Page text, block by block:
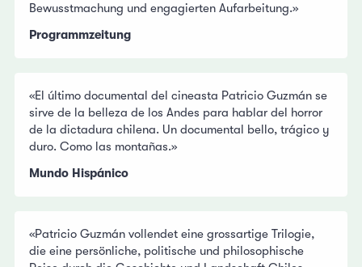
Bewusstmachung und engagierten Aufarbeitung.»
Programmzeitung
«El último documental del cineasta Patricio Guzmán se
sirve de la belleza de los Andes para hablar del horror
de la dictadura chilena. Un documental bello, trágico y
duro. Como las montañas.»
Mundo Hispánico
«Patricio Guzmán vollendet eine grossartige Trilogie,
die eine persönliche, politische und philosophische